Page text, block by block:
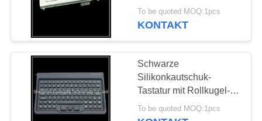
PRIVACY
wasserdichter Kieselgel-
Entwurf
To be quoted MOQ:1pcs
KONTAKT
Schwarze
Silikonkautschuk-
Tastatur mit Rollkugel-
Mausder natürlichen
größe Verbindung usb
To be quoted MOQ:1pcs